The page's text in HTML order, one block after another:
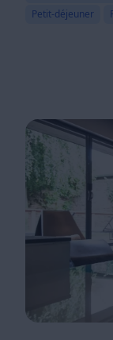
Petit-déjeuner